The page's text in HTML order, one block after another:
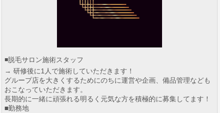
◾️脱毛サロン施術スタッフ
→ 研修後に1人で施術していただきます！
グループ店を大きくするためにのちに運営や企画、備品管理なども
おこなっていただきます。
長期的に一緒に頑張れる明るく元気な方を積極的に募集してます！
■勤務地